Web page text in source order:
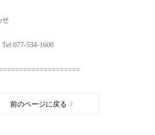
せ
534-1600
前のページに戻る